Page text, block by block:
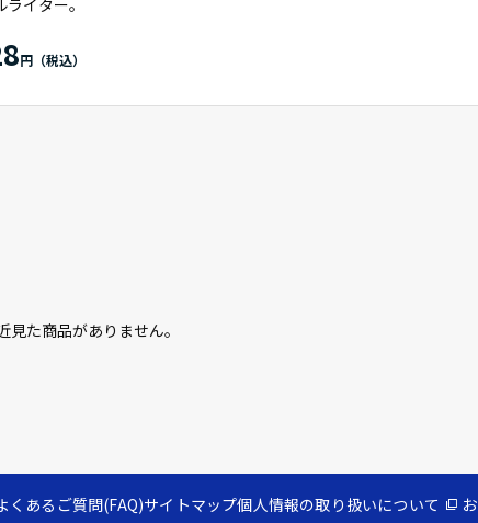
イター。
見た商品がありません。
くあるご質問(FAQ)サイトマップ個人情報の取り扱いについて